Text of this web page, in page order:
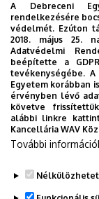
2026.
A Debreceni
rendelkezésére
védelmét. Ezúton
2018. május 25.
Adatvédelmi
beépítette a
tevékenységébe.
Egyetem korábban
érvényben lévő
követve
alábbi linkre
Kancellária WAV
További